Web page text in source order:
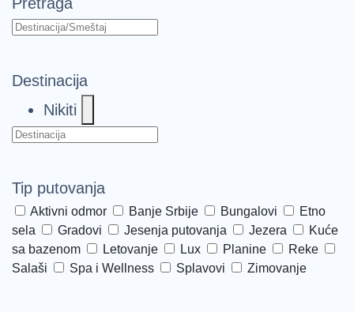
Nikiti smeštaj
destinacija
ljudi iz Soluna počeli da provode svoje godišnje
odmore u primorskim selima kao što je na
privatnim domovima lokalaca, ali je sa velikim
turističkim bumom 80-ih godina došlo do
izgradnje brojnih smeštajnih kapaciteta.
Kada je u pitanju Nikiti hoteli koji se nalaze
Destinacija
Nikiti
Tip putovanja
Aktivni odmor Banje Srbije Bungalovi
Etno
sela
Gradovi Jesenja putovanja Jezera
Kuće
sa bazenom
Letovanje Lux Planine
Reke
Salaši
Spa i Wellness Splavovi Zimovanje